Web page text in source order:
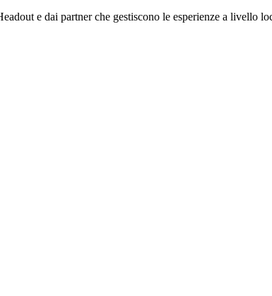
e dai partner che gestiscono le esperienze a livello